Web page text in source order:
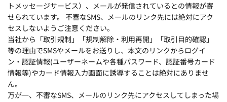
トメッセージサービス）、メールが発信されているとの情報が寄
せられています。 不審なSMS、メールのリンク先には絶対にアク
セスしないようご注意ください。
当社から「取引規制」「規制解除・利用再開」「取引目的確認」
等の理由でSMSやメールをお送りし、本文のリンクからログイ
ン・認証情報(ユーザーネームや各種パスワード、認証番号カード
情報等)やカード情報入力画面に誘導することは絶対にありませ
ん。
万が一、不審なSMS、メールのリンク先にアクセスしてしまった場